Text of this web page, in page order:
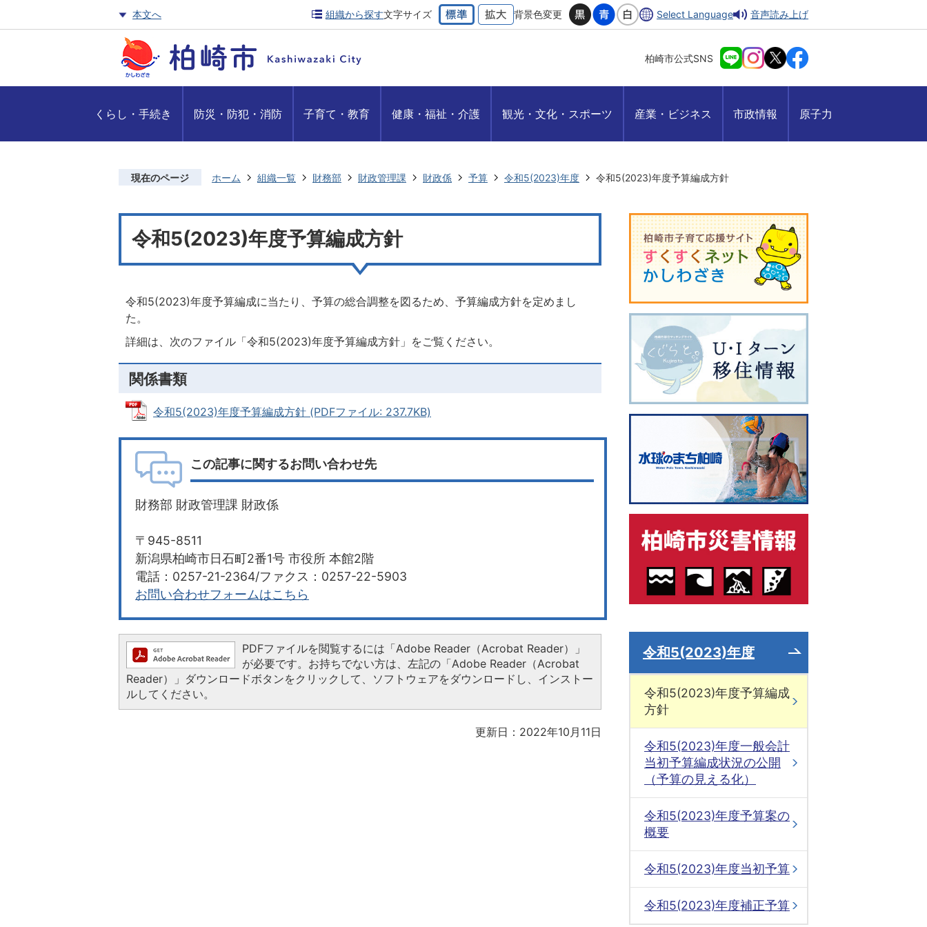
本文へ 組織から探す文字サイズ 背景色変更 Select Language 音声読み上げ
柏崎市公式SNS
くらし・手続き 防災・防犯・消防 子育て・教育 健康・福祉・介護 観光・文化・スポーツ 産業・ビジネス 市政情報 原子力
現在のページ ホーム 組織一覧 財務部 財政管理課 財政係 予算 令和5(2023)年度 令和5(2023)年度予算編成方針
令和5(2023)年度予算編成方針
令和5(2023)年度予算編成に当たり、予算の総合調整を図るため、予算編成方針を定めまし
た。
詳細は、次のファイル「令和5(2023)年度予算編成方針」をご覧ください。
関係書類
令和5(2023)年度予算編成方針 (PDFファイル: 237.7KB)
この記事に関するお問い合わせ先
財務部 財政管理課 財政係
〒945-8511
新潟県柏崎市日石町2番1号 市役所 本館2階
電話：0257-21-2364/ファクス：0257-22-5903
お問い合わせフォームはこちら
PDFファイルを閲覧するには「Adobe Reader（Acrobat Reader）」
が必要です。お持ちでない方は、左記の「Adobe Reader（Acrobat
Reader）」ダウンロードボタンをクリックして、ソフトウェアをダウンロードし、インストー
ルしてください。
更新日：2022年10月11日
令和5(2023)年度
令和5(2023)年度予算編成
方針
令和5(2023)年度一般会計
当初予算編成状況の公開
（予算の見える化）
令和5(2023)年度予算案の
概要
令和5(2023)年度当初予算
令和5(2023)年度補正予算